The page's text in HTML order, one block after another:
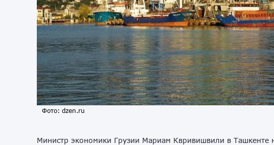
Фото: dzen.ru
Министр экономики Грузии Мариам Квривишвили в Ташкенте